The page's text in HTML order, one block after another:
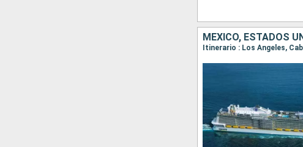
MÉXICO, ESTADOS
Itinerario : Los Angeles,